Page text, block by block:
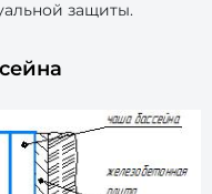
защиты.